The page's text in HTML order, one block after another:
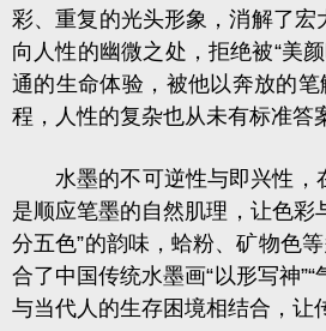
彩、重复的光头形象，消解了
向人性的幽微之处，拒绝被“美
通的生命体验，被他以奔放的笔
程，人性的复杂也从未有标准答
水墨的不可逆性与即兴性，在
是顺应笔墨的自然肌理，让色
分五色”的韵味，蛤粉、矿物色
合了中国传统水墨画“以形写神
与当代人的生存困境相结合，让